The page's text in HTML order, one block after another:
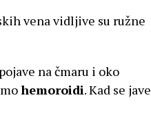
vena vidljive su ružne
na čmaru i oko
hemoroidi. Kad se jave